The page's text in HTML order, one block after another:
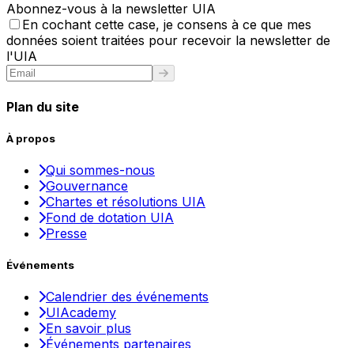
Abonnez-vous à la newsletter UIA
En cochant cette case, je consens à ce que mes
données soient traitées pour recevoir la newsletter de
l'UIA
Plan du site
À propos
Qui sommes-nous
Gouvernance
Chartes et résolutions UIA
Fond de dotation UIA
Presse
Événements
Calendrier des événements
UIAcademy
En savoir plus
Événements partenaires